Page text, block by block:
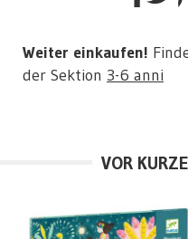
Weiter einkaufen!
der Sektion 3-6 anni
VOR